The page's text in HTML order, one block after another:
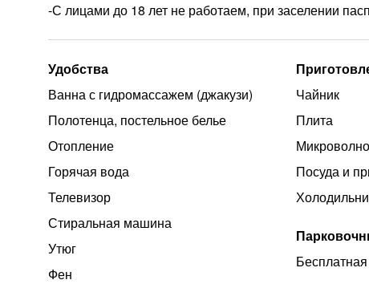
-С лицами до 18 лет не работаем, при заселении
Удобства
Ванна с гидромассажем (джакузи)
Полотенца, постельное белье
Отопление
Горячая вода
Телевизор
Стиральная машина
Утюг
Фен
Чайник
Плита
Посуда и